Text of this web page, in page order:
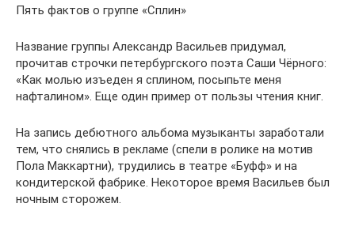
Пять фактов о группе «Сплин»
Название группы Александр Васильев придумал,
прочитав строчки петербургского поэта Саши Чёрного:
«Как молью изъеден я сплином, посыпьте меня
нафталином». Еще один пример от пользы чтения книг.
На запись дебютного альбома музыканты заработали
тем, что снялись в рекламе (спели в ролике на мотив
Пола Маккартни), трудились в театре «Буфф» и на
кондитерской фабрике. Некоторое время Васильев был
ночным сторожем.